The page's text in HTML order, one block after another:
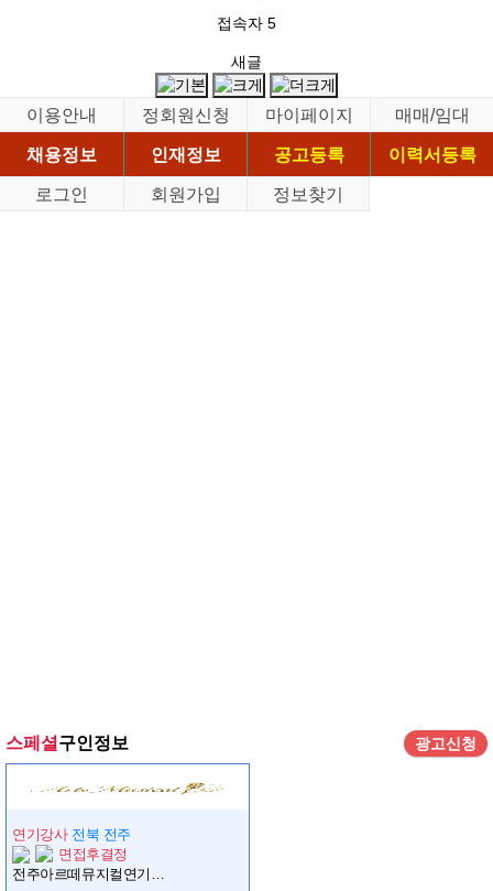
접속자 5
새글
이용안내 정회원신청 마이페이지
매매/임대
채용정보
인재정보 공고등록
이력서등록
로그인
회원가입 정보찾기
스페셜 구인정보 광고신청
연기강사 전북 전주
면접후결정
전주아르떼뮤지컬연기학원에서 강사님을 구합니다